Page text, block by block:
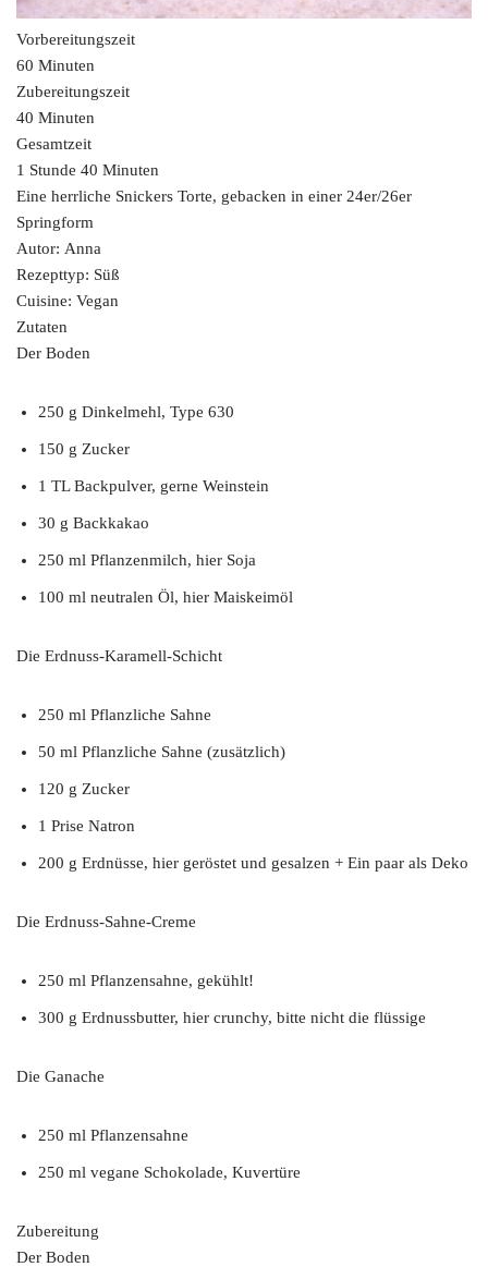
Vorbereitungszeit
60 Minuten
Zubereitungszeit
40 Minuten
Gesamtzeit
1 Stunde 40 Minuten
Eine herrliche Snickers Torte, gebacken in einer 24er/26er
Springform
Autor: Anna
Rezepttyp: Süß
Cuisine: Vegan
Zutaten
Der Boden
250 g Dinkelmehl, Type 630
150 g Zucker
1 TL Backpulver, gerne Weinstein
30 g Backkakao
250 ml Pflanzenmilch, hier Soja
100 ml neutralen Öl, hier Maiskeimöl
Die Erdnuss-Karamell-Schicht
250 ml Pflanzliche Sahne
50 ml Pflanzliche Sahne (zusätzlich)
120 g Zucker
1 Prise Natron
200 g Erdnüsse, hier geröstet und gesalzen + Ein paar als Deko
Die Erdnuss-Sahne-Creme
250 ml Pflanzensahne, gekühlt!
300 g Erdnussbutter, hier crunchy, bitte nicht die flüssige
Die Ganache
250 ml Pflanzensahne
250 ml vegane Schokolade, Kuvertüre
Zubereitung
Der Boden